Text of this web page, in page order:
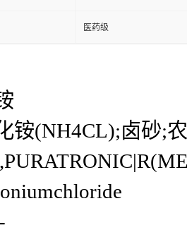
医药级
铵(NH4CL);卤砂;